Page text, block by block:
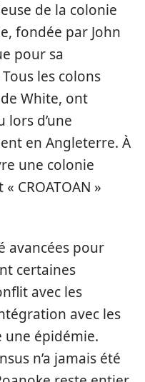
de la colonie
fondée par John
pour sa
les colons
White, ont
d’une
en Angleterre. À
une colonie
CROATOAN »
avancées pour
certaines
avec les
avec les
une épidémie.
n’a jamais été